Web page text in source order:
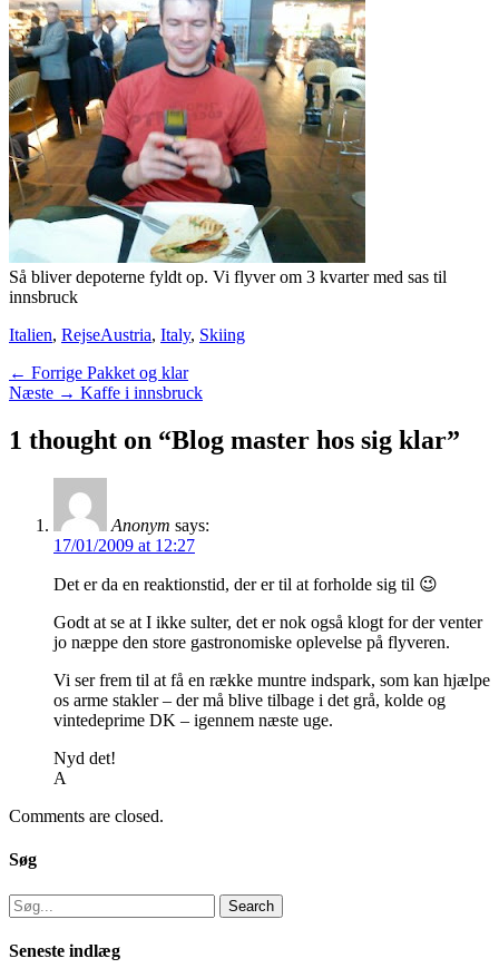
Så bliver depoterne fyldt op. Vi flyver om 3 kvarter med sas til
innsbruck
Categories
Italien, RejseTags
Austria, Italy, Skiing
Indlægsnavigation
← Forrige Previous
post:
Pakket og klar
Næste → Next
Kaffe i innsbruck
1 thought on “Blog master hos sig klar”
Anonym says:
17/01/2009 at 12:27
Det er da en reaktionstid, der er til at forholde sig til 😉
Godt at se at I ikke sulter, det er nok også klogt for der venter
jo næppe den store gastronomiske oplevelse på flyveren.
Vi ser frem til at få en række muntre indspark, som kan hjælpe
os arme stakler – der må blive tilbage i det grå, kolde og
vintedeprime DK – igennem næste uge.
Nyd det!
A
Comments are closed.
Søg
Search
for:
Seneste indlæg